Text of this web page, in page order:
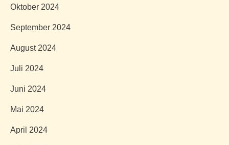
Oktober 2024
September 2024
August 2024
Juli 2024
Juni 2024
Mai 2024
April 2024